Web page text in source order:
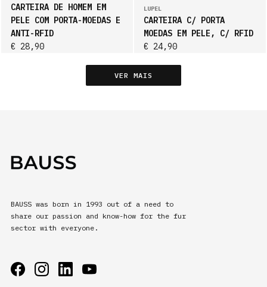
CARTEIRA DE HOMEM EM
PELE COM PORTA-MOEDAS E
ANTI-RFID
€ 28,90
LUPEL
CARTEIRA C/ PORTA
MOEDAS EM PELE, C/ RFID
€ 24,90
VER MAIS
BAUSS was born in 1993 out of a need to
share our passion and know-how for the fur
sector with everyone.